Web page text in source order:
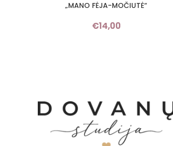
„MANO FĖJA-MOČIUTĖ“
€14,00